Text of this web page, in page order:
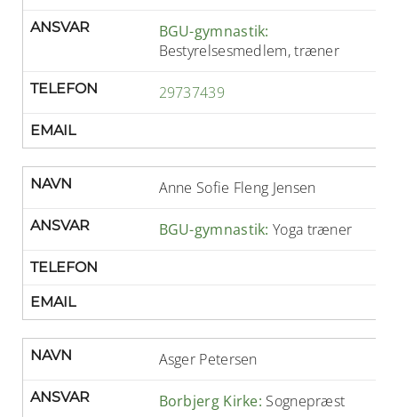
ANSVAR
BGU-gymnastik:
Bestyrelsesmedlem, træner
TELEFON 29737439
EMAIL
NAVN Anne Sofie Fleng Jensen
ANSVAR BGU-gymnastik:Yoga træner
TELEFON
EMAIL
NAVN Asger Petersen
ANSVAR Borbjerg Kirke: Sognepræst